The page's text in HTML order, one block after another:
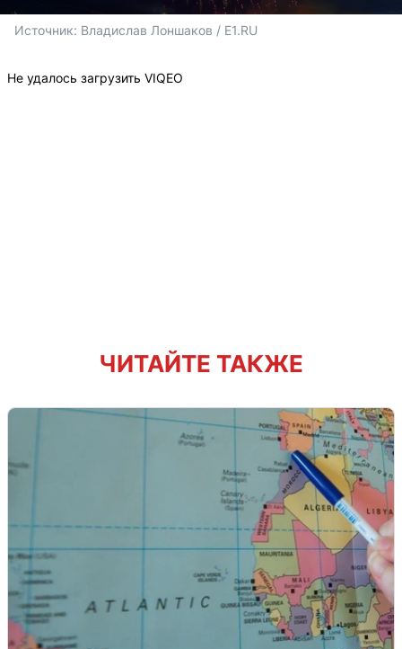
Источник: Владислав Лоншаков / E1.RU
Не удалось загрузить VIQEO
ЧИТАЙТЕ ТАКЖЕ